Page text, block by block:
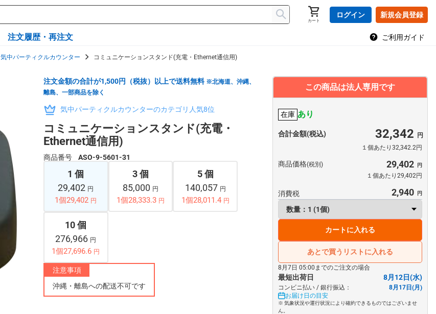
カート
ログイン 新規会員登録
注文履歴・再注文 ご利用ガイド
気中パーティクルカウンター コミュニケーションスタンド(充電・Ethernet通信用)
注文金額の合計が1,500円（税抜）以上で送料無料 ※北海道、沖縄、
離島、一部商品を除く
気中パーティクルカウンターのカテゴリ人気8位
コミュニケーションスタンド(充電・
Ethernet通信用)
商品番号 ASO-9-5601-31
1 個
29,402 円
1個29,402 円
3 個
85,000 円
1個28,333.3 円
5 個
140,057 円
1個28,011.4 円
10 個
276,966 円
1個27,696.6 円
注意事項
沖縄・離島への配送不可です
この商品は法人専用です
在庫 あり
合計金額(税込) 32,342
１個あたり32,342.2円
商品価格(税別) 29,402
１個あたり29,402円
消費税 2,940
カートに入れる
あとで買うリストに入れる
8月7日 05:00までのご注文の場合
最短出荷日 8月12日(水)
コンビニ払い / 銀行振込：
8月17日(月)
お届け日の目安
※ 気象状況や運行状況により確約できるものではございませ
ん。